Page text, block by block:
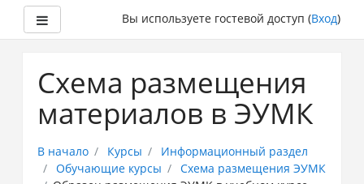
основному
Боковая панельВы используете гостевой доступ (Вход)
Схема размещения
материалов в ЭУМК
В начало Курсы
Информационный раздел
Обучающие курсы
Схема размещения ЭУМК